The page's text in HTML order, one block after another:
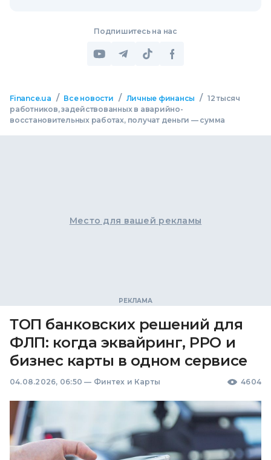
Подпишитесь на нас
Finance.ua / Все новости / Личные финансы / 12 тысяч
работников, задействованных в аварийно-
восстановительных работах, получат деньги — сумма
Место для вашей рекламы
ТОП банковских решений для
ФЛП: когда эквайринг, РРО и
бизнес карты в одном сервисе
04.08.2026, 06:50 — Финтех и Карты 4604